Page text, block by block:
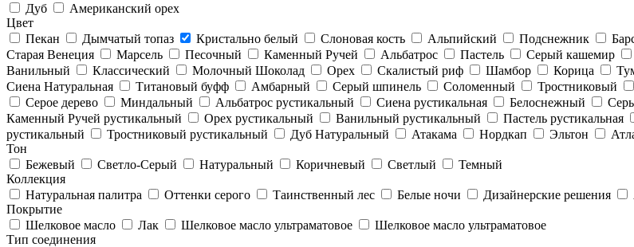
Дуб
Американский орех
Цвет
Пекан
Дымчатый топаз Кристально белый Слоновая кость Альпийский Подснежник
Старая Венеция
Марсель Песочный Каменный Ручей Альбатрос Пастель Серый кашемир
Ванильный
Классический Молочный Шоколад Орех Скалистый риф Шамбор Корица
Сиена Натуральная
Титановый буфф Амбарный Серый шпинель Соломенный Тростниковый
Серое дерево
Миндальный Альбатрос рустикальный Сиена рустикальная Белоснежный
Каменный Ручей рустикальный
Орех рустикальный Ванильный рустикальный Пастель рустикальная
рустикальный
Тростниковый рустикальный Дуб Натуральный Атакама Нордкап Эльтон
Тон
Бежевый
Светло-Серый Натуральный Коричневый Светлый
Темный
Коллекция
Натуральная палитра
Оттенки серого Таинственный лес Белые ночи Дизайнерские решения
Покрытие
Шелковое масло
Лак Шелковое масло ультраматовое
Шелковое масло ультраматовое
Тип соединения